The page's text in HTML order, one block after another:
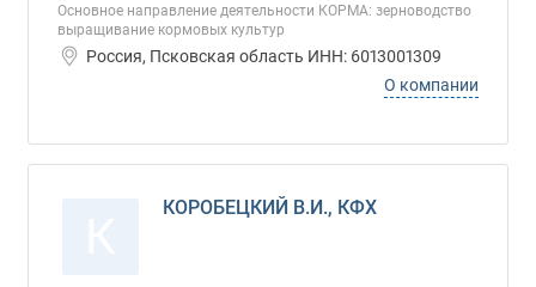
Основное направление деятельности КОРМА: зерноводство
выращивание кормовых культур
Россия, Псковская область ИНН: 6013001309
О компании
КОРОБЕЦКИЙ В.И., КФХ